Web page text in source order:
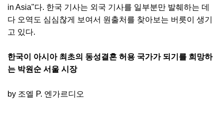
in Asia"다. 한국 기사는 외국 기사를 일부분만 발췌하는 데
다 오역도 심심찮게 보여서 원출처를 찾아보는 버릇이 생기
고 있다.
한국이 아시아 최초의 동성결혼 허용 국가가 되기를 희망하
는 박원순 서울 시장
by 조엘 P. 엔가르디오